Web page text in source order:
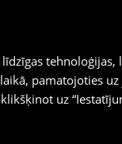
pamatojoties
uz